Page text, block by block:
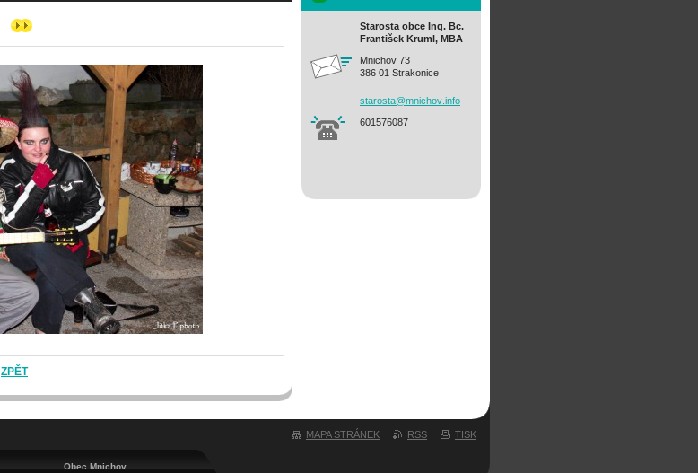
ZPĚT
Starosta obce Ing. Bc.
František Kruml, MBA
Mnichov 73
386 01 Strakonice
starosta@mnichov .info
601576087
MAPA STRÁNEK RSS TISK
Obec Mnichov